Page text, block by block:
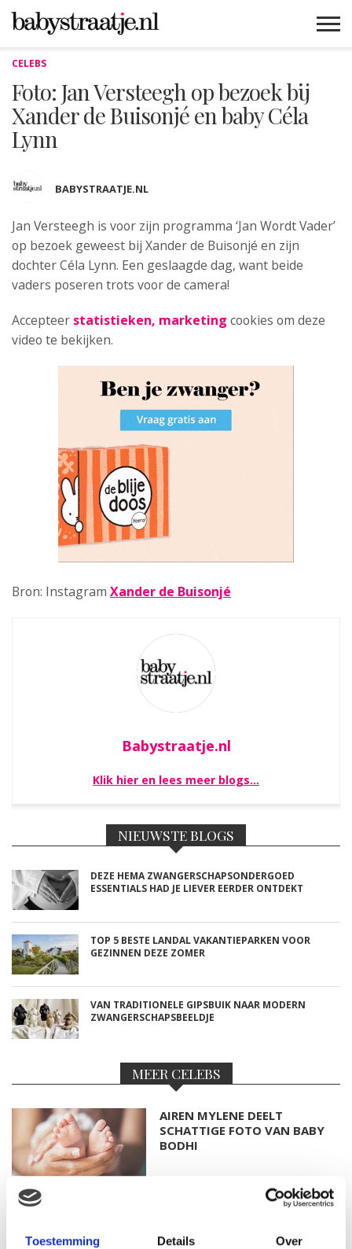
Toestemming Details Over
CELEBS
Foto: Jan Versteegh op bezoek bij
Xander de Buisonjé en baby Céla
Lynn
BABYSTRAATJE.NL
Jan Versteegh is voor zijn programma ‘Jan Wordt Vader’
op bezoek geweest bij Xander de Buisonjé en zijn
dochter Céla Lynn. Een geslaagde dag, want beide
vaders poseren trots voor de camera!
Accepteer statistieken, marketing cookies om deze
video te bekijken.
Bron: Instagram Xander de Buisonjé
Babystraatje.nl
Klik hier en lees meer blogs…
NIEUWSTE BLOGS
DEZE HEMA ZWANGERSCHAPSONDERGOED
ESSENTIALS HAD JE LIEVER EERDER ONTDEKT
TOP 5 BESTE LANDAL VAKANTIEPARKEN VOOR
GEZINNEN DEZE ZOMER
VAN TRADITIONELE GIPSBUIK NAAR MODERN
ZWANGERSCHAPSBEELDJE
MEER CELEBS
AIREN MYLENE DEELT
SCHATTIGE FOTO VAN BABY
BODHI
MET DOCHTERTJE SCOTTIE